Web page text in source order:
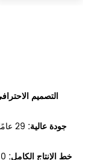
التصميم
جودة عالية:
29
خط الإنتاج الكامل: